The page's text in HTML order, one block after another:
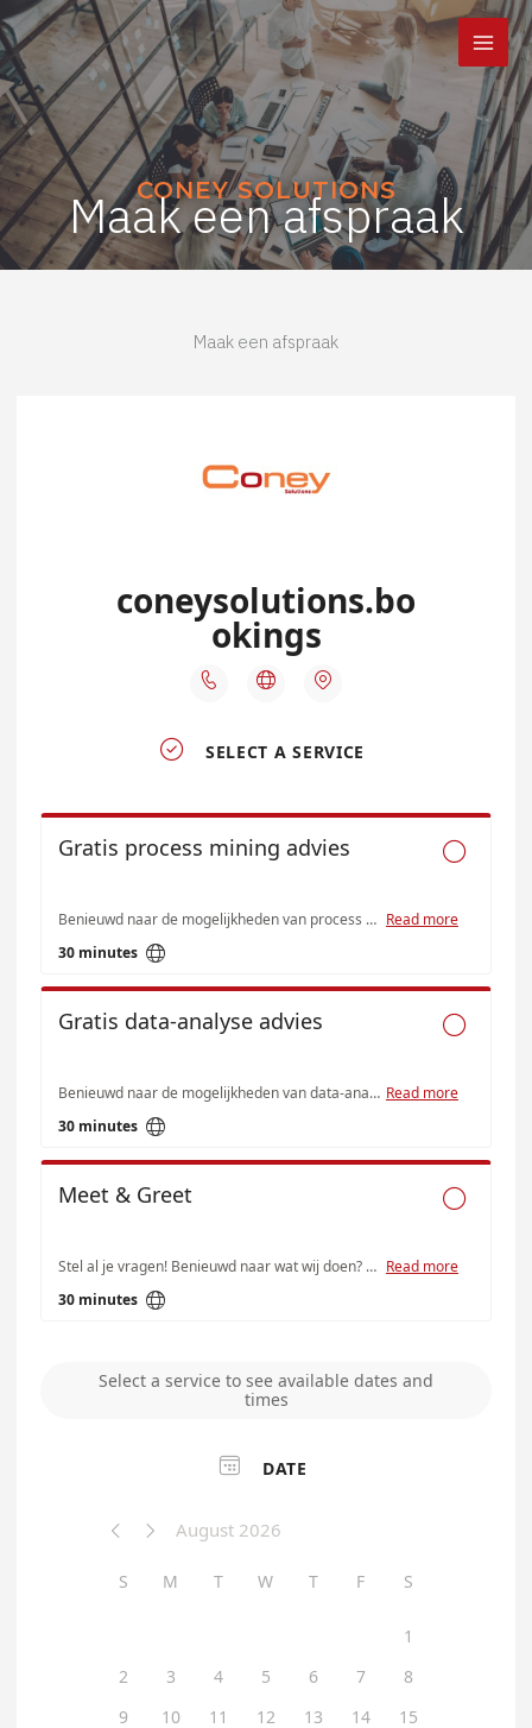
Ga
naar
de
inhoud
CONEY SOLUTIONS
Maak een afspraak
Maak een afspraak